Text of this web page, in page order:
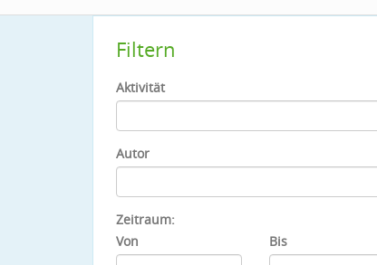
Filtern
Aktivität
Autor
Zeitraum:
Von
Bis